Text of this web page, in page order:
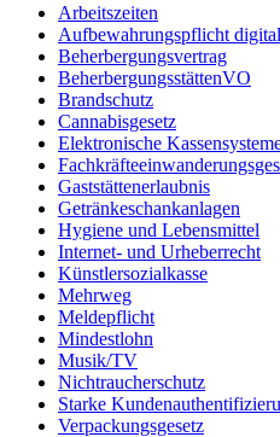
Arbeitszeiten
Aufbewahrungspflicht
Beherbergungsvertrag
BeherbergungsstättenVO
Brandschutz
Cannabisgesetz
Elektronische
Gaststättenerlaubnis
Getränkeschankanlagen
Hygiene und Lebensmittel
Internet- und Urheberrecht
Künstlersozialkasse
Mehrweg
Meldepflicht
Mindestlohn
Musik/TV
Nichtraucherschutz
Starke
Verpackungsgesetz